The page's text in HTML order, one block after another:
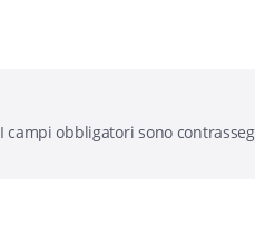
I campi obbligatori sono